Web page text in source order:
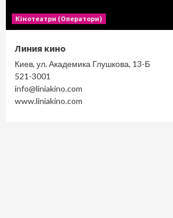
Кінотеатри (Оператори)
Линия кино
Киев, ул. Академика Глушкова, 13-Б
521-3001
info@liniakino.com
www.liniakino.com